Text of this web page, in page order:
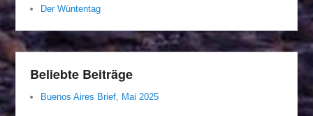
Der Wüntentag
Beliebte Beiträge
Buenos Aires Brief, Mai 2025